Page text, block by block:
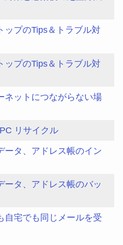
ップのTips＆トラブル対
ップのTips＆トラブル対
ネットにつながらない場
リサイクル
ータ、アドレス帳のイン
ータ、アドレス帳のバッ
自宅でも同じメールを受